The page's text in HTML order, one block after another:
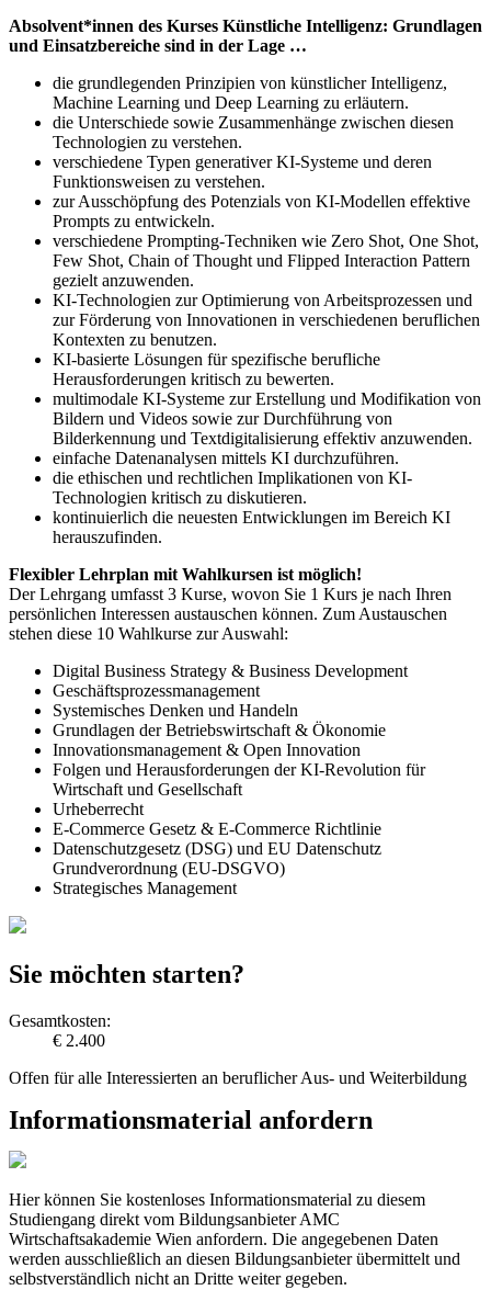
Absolvent*innen des Kurses Künstliche Intelligenz: Grundlagen
und Einsatzbereiche sind in der Lage …
die grundlegenden Prinzipien von künstlicher Intelligenz,
Machine Learning und Deep Learning zu erläutern.
die Unterschiede sowie Zusammenhänge zwischen diesen
Technologien zu verstehen.
verschiedene Typen generativer KI-Systeme und deren
Funktionsweisen zu verstehen.
zur Ausschöpfung des Potenzials von KI-Modellen effektive
Prompts zu entwickeln.
verschiedene Prompting-Techniken wie Zero Shot, One Shot,
Few Shot, Chain of Thought und Flipped Interaction Pattern
gezielt anzuwenden.
KI-Technologien zur Optimierung von Arbeitsprozessen und
zur Förderung von Innovationen in verschiedenen beruflichen
Kontexten zu benutzen.
KI-basierte Lösungen für spezifische berufliche
Herausforderungen kritisch zu bewerten.
multimodale KI-Systeme zur Erstellung und Modifikation von
Bildern und Videos sowie zur Durchführung von
Bilderkennung und Textdigitalisierung effektiv anzuwenden.
einfache Datenanalysen mittels KI durchzuführen.
die ethischen und rechtlichen Implikationen von KI-
Technologien kritisch zu diskutieren.
kontinuierlich die neuesten Entwicklungen im Bereich KI
herauszufinden.
Flexibler Lehrplan mit Wahlkursen ist möglich!
Der Lehrgang umfasst 3 Kurse, wovon Sie 1 Kurs je nach Ihren
persönlichen Interessen austauschen können. Zum Austauschen
stehen diese 10 Wahlkurse zur Auswahl:
Digital Business Strategy & Business Development
Geschäftsprozessmanagement
Systemisches Denken und Handeln
Grundlagen der Betriebswirtschaft & Ökonomie
Innovationsmanagement & Open Innovation
Folgen und Herausforderungen der KI-Revolution für
Wirtschaft und Gesellschaft
Urheberrecht
E-Commerce Gesetz & E-Commerce Richtlinie
Datenschutzgesetz (DSG) und EU Datenschutz
Grundverordnung (EU-DSGVO)
Strategisches Management
Sie möchten starten?
Gesamtkosten:
€ 2.400
Offen für alle Interessierten an beruflicher Aus- und Weiterbildung
Informationsmaterial anfordern
Hier können Sie kostenloses Informationsmaterial zu diesem
Studiengang direkt vom Bildungsanbieter AMC
Wirtschaftsakademie Wien anfordern. Die angegebenen Daten
werden ausschließlich an diesen Bildungsanbieter übermittelt und
selbstverständlich nicht an Dritte weiter gegeben.